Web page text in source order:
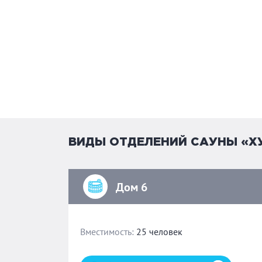
ВИДЫ ОТДЕЛЕНИЙ САУНЫ
Дом 6
Вместимость: 25 человек